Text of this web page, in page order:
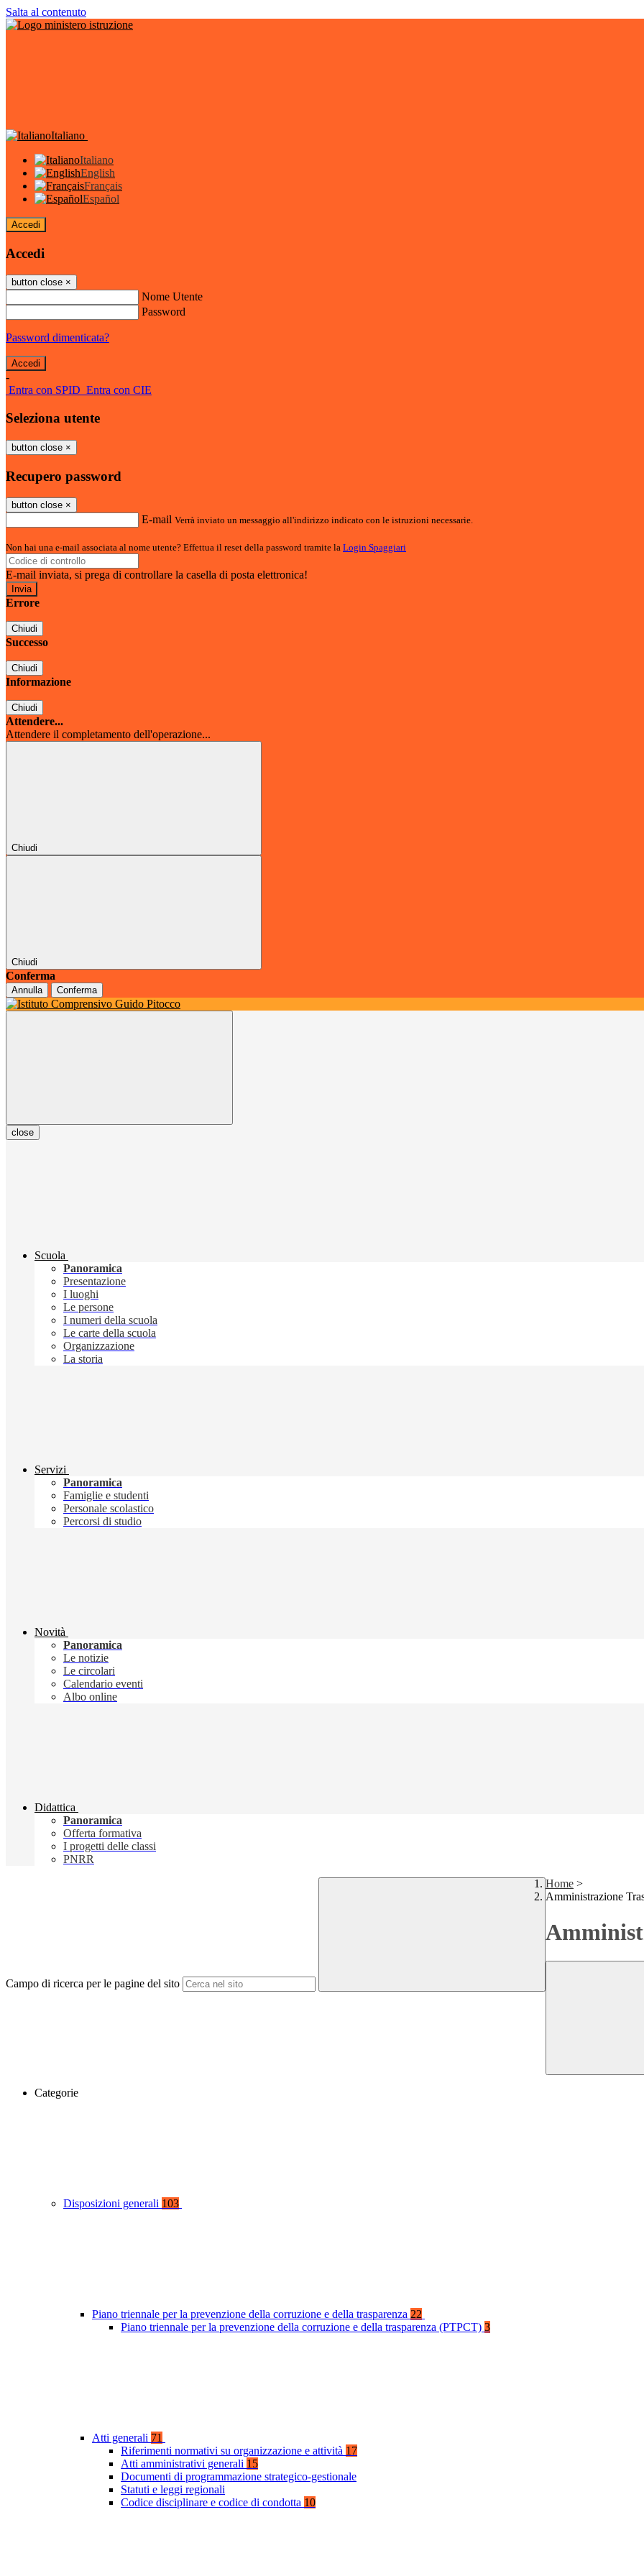
Salta al contenuto
Italiano
Italiano
English
Français
Español
Accedi
Accedi
button close ×
Nome Utente
Password
Password dimenticata?
-
Entra con SPID Entra con CIE
Seleziona utente
button close ×
Recupero password
button close ×
E-mail Verrà inviato un messaggio all'indirizzo indicato con le istruzioni necessarie.
Non hai una e-mail associata al nome utente? Effettua il reset della password tramite la Login Spaggiari
E-mail inviata, si prega di controllare la casella di posta elettronica!
Errore
Chiudi
Successo
Chiudi
Informazione
Chiudi
Attendere...
Attendere il completamento dell'operazione...
Chiudi
Chiudi
Conferma
Annulla Conferma
close
Scuola
Panoramica
Presentazione
I luoghi
Le persone
I numeri della scuola
Le carte della scuola
Organizzazione
La storia
Servizi
Panoramica
Famiglie e studenti
Personale scolastico
Percorsi di studio
Novità
Panoramica
Le notizie
Le circolari
Calendario eventi
Albo online
Didattica
Panoramica
Offerta formativa
I progetti delle classi
PNRR
Campo di ricerca per le pagine del sito
Home >
Amministrazione
Categorie
Disposizioni generali 103
Piano triennale per la prevenzione della corruzione e della trasparenza 22
Piano triennale per la prevenzione della corruzione e della trasparenza (PTPCT) 3
Atti generali 71
Riferimenti normativi su organizzazione e attività 17
Atti amministrativi generali 15
Documenti di programmazione strategico-gestionale
Statuti e leggi regionali
Codice disciplinare e codice di condotta 10